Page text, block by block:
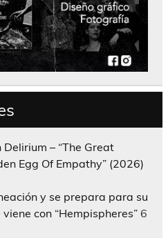
– “The Great
Egg Of Empathy” (2026)
y se prepara para su
con “Hempispheres” 6